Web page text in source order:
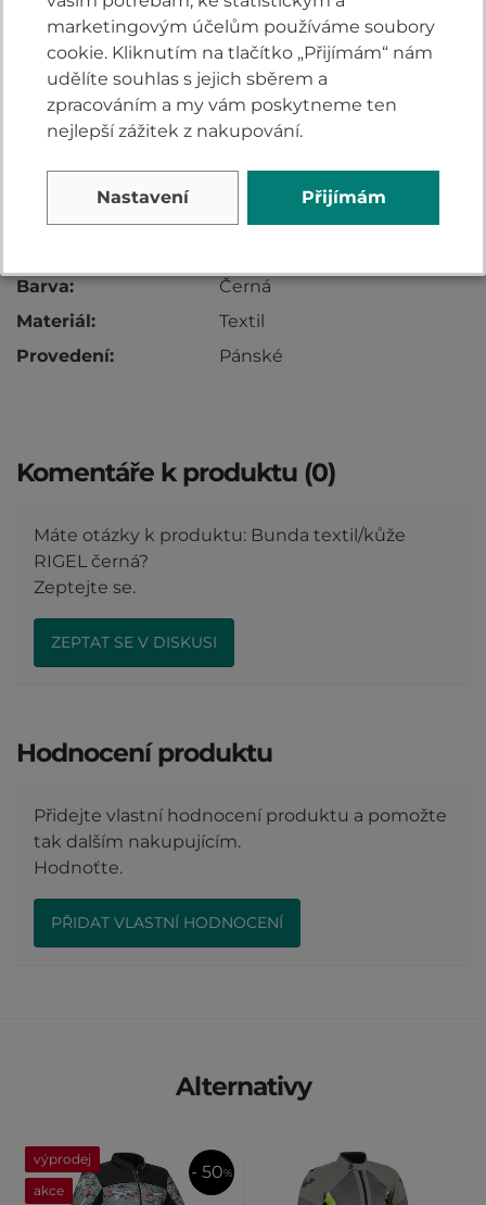
Materiál
horní materiál: 55% bavlna+ 45% cordura + broušená
hovězí kůže
podšívka: polyester - lehká perforovaná omezující
Barva:
Černá
Materiál:
Textil
Provedení:
Pánské
Komentáře k produktu (0)
Máte otázky k produktu: Bunda textil/kůže
RIGEL černá?
Zeptejte se.
ZEPTAT SE V DISKUSI
Hodnocení produktu
Přidejte vlastní hodnocení produktu a pomožte
tak dalším nakupujícím.
Hodnoťte.
PŘIDAT VLASTNÍ HODNOCENÍ
Alternativy
výprodej
akce
- 50%
marketingovým účelům používáme soubory
cookie. Kliknutím na tlačítko „Přijímám“ nám
udělíte souhlas s jejich sběrem a
zpracováním a my vám poskytneme ten
nejlepší zážitek z nakupování.
Nastavení Přijímám